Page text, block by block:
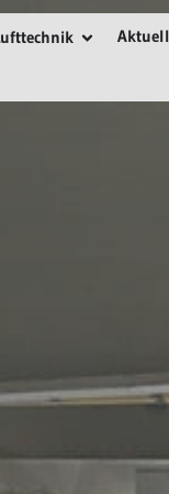
Lackieranlagen
Öffne